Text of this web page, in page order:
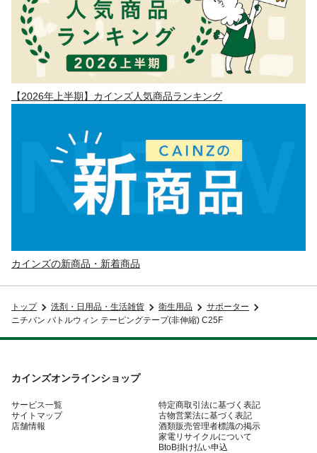
【2026年上半期】カインズ人気商品ランキング
カインズの新商品・新着商品
トップ 洗剤・日用品・生活雑貨 衛生用品
サポーター
ニチバン バトルウィン テーピングテープ(非伸縮) C25F
カインズオンラインショップ
サービス一覧
サイトマップ
店舗情報
特定商取引法に基づく表記
古物営業法に基づく表記
酒類販売管理者標識の掲示
家電リサイクルについて
BtoB掛け払い申込